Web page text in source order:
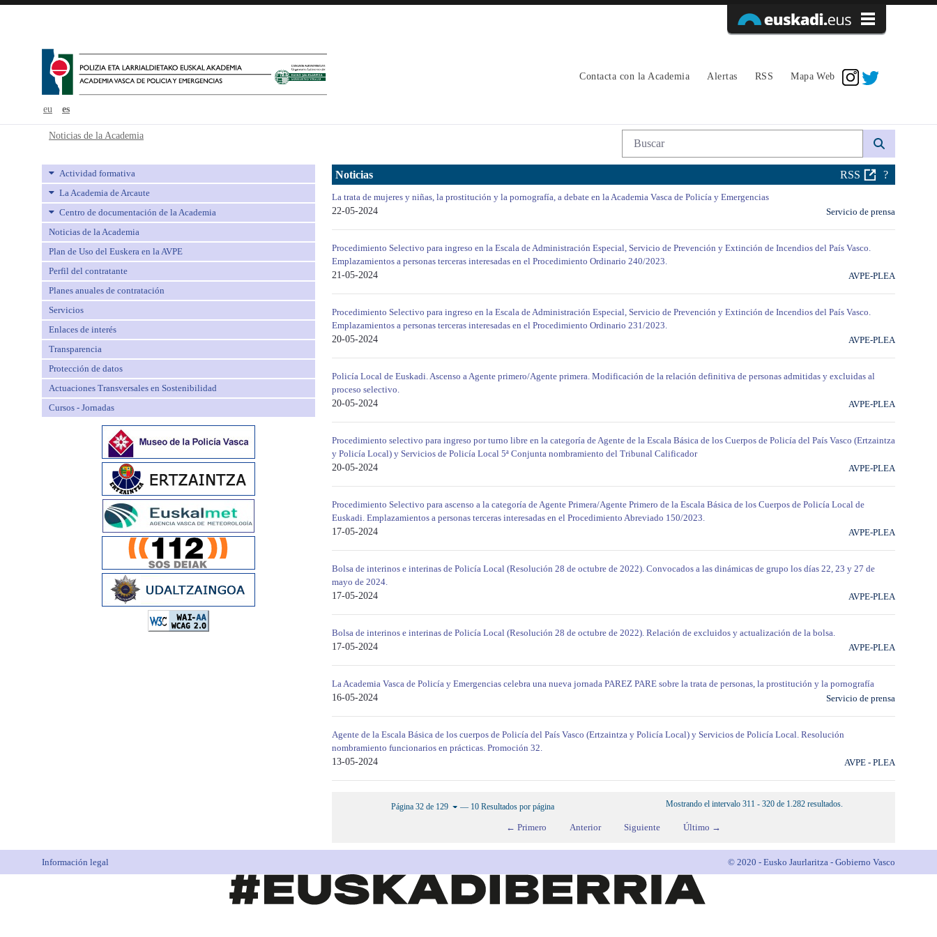
eu es
Contacta con la Academia Alertas RSS Mapa Web
Noticias de la Academia - avpe
Noticias de la Academia Búsqueda web
Actividad formativa
La Academia de Arcaute
Centro de documentación de la Academia
Noticias de la Academia
Plan de Uso del Euskera en la AVPE
Perfil del contratante
Planes anuales de contratación
Servicios
Enlaces de interés
Transparencia
Protección de datos
Actuaciones Transversales en Sostenibilidad
Cursos - Jornadas
Noticias RSS ?
La trata de mujeres y niñas, la prostitución y la pornografía, a debate en la Academia Vasca de Policía y Emergencias
22-05-2024
Servicio de prensa
Procedimiento Selectivo para ingreso en la Escala de Administración Especial, Servicio de Prevención y Extinción de Incendios del País Vasco.
Emplazamientos a personas terceras interesadas en el Procedimiento Ordinario 240/2023.
21-05-2024
AVPE-PLEA
Procedimiento Selectivo para ingreso en la Escala de Administración Especial, Servicio de Prevención y Extinción de Incendios del País Vasco.
Emplazamientos a personas terceras interesadas en el Procedimiento Ordinario 231/2023.
20-05-2024
AVPE-PLEA
Policía Local de Euskadi. Ascenso a Agente primero/Agente primera. Modificación de la relación definitiva de personas admitidas y excluidas al
proceso selectivo.
20-05-2024
AVPE-PLEA
Procedimiento selectivo para ingreso por turno libre en la categoría de Agente de la Escala Básica de los Cuerpos de Policía del País Vasco (Ertzaintza
y Policía Local) y Servicios de Policía Local 5ª Conjunta nombramiento del Tribunal Calificador
20-05-2024
AVPE-PLEA
Procedimiento Selectivo para ascenso a la categoría de Agente Primera/Agente Primero de la Escala Básica de los Cuerpos de Policía Local de
Euskadi. Emplazamientos a personas terceras interesadas en el Procedimiento Abreviado 150/2023.
17-05-2024
AVPE-PLEA
Bolsa de interinos e interinas de Policía Local (Resolución 28 de octubre de 2022). Convocados a las dinámicas de grupo los días 22, 23 y 27 de
mayo de 2024.
17-05-2024
AVPE-PLEA
Bolsa de interinos e interinas de Policía Local (Resolución 28 de octubre de 2022). Relación de excluidos y actualización de la bolsa.
17-05-2024
AVPE-PLEA
La Academia Vasca de Policía y Emergencias celebra una nueva jornada PAREZ PARE sobre la trata de personas, la prostitución y la pornografía
16-05-2024
Servicio de prensa
Agente de la Escala Básica de los cuerpos de Policía del País Vasco (Ertzaintza y Policía Local) y Servicios de Policía Local. Resolución
nombramiento funcionarios en prácticas. Promoción 32.
13-05-2024
AVPE - PLEA
Página 32 de 129 — 10 Resultados por página Mostrando el intervalo 311 - 320 de 1.282 resultados.
← Primero Anterior Siguiente Último →
Información legal © 2020 - Eusko Jaurlaritza - Gobierno Vasco